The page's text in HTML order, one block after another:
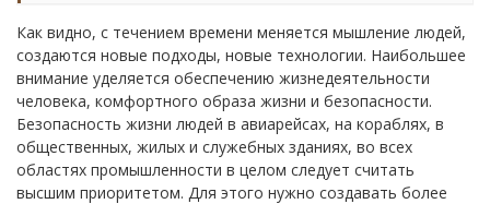
Как видно, с течением времени меняется мышление людей,
создаются новые подходы, новые технологии. Наибольшее
внимание уделяется обеспечению жизнедеятельности
человека, комфортного образа жизни и безопасности.
Безопасность жизни людей в авиарейсах, на кораблях, в
общественных, жилых и служебных зданиях, во всех
областях промышленности в целом следует считать
высшим приоритетом. Для этого нужно создавать более